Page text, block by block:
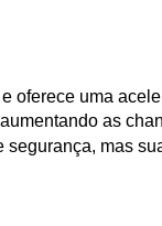
oferece uma
as
mas